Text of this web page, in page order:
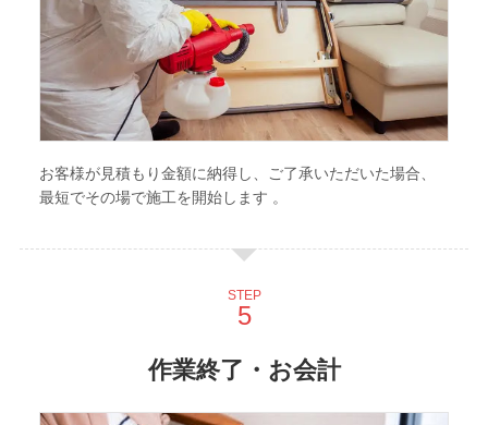
お客様が見積もり金額に納得し、ご了承いただいた場合、
最短でその場で施工を開始します 。
STEP
作業終了・お会計